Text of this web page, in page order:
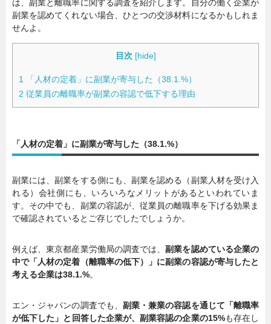
は、副業と離職率に関する調査を紹介します。自分の働く企業が
副業を認めてくれない場合、ひとつの交渉材料になるかもしれま
せんよ。
目次 [hide]
1
「人材の定着」に副業が寄与した（38.1.%）
2 従業員の離職率が副業の容認で低下する理由
「人材の定着」に副業が寄与した（38.1.%）
副業には、副業をする側にも、副業を認める（副業人材を受け入
れる）会社側にも、いろいろなメリットがあるといわれていま
す。その中でも、副業の容認が、従業員の離職率を下げる効果ま
で確認されているとご存じでしたでしょうか。
例えば、東京都産業労働局の調査では、副業を認めている企業の
中で「人材の定着（離職率の低下）」に副業の容認が寄与したと
考える企業は38.1.%。
エン・ジャパンの調査でも、 副業・兼業の容認を通じて「離職率
が低下した」と回答した企業が、副業容認の企業の15%も存在し